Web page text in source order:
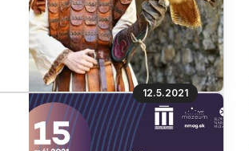
12.5.2021